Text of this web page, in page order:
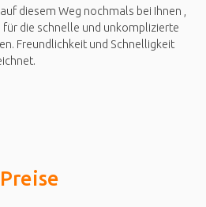
diesem Weg nochmals bei Ihnen ,
für die schnelle und unkomplizierte
Freundlichkeit und Schnelligkeit
Preise